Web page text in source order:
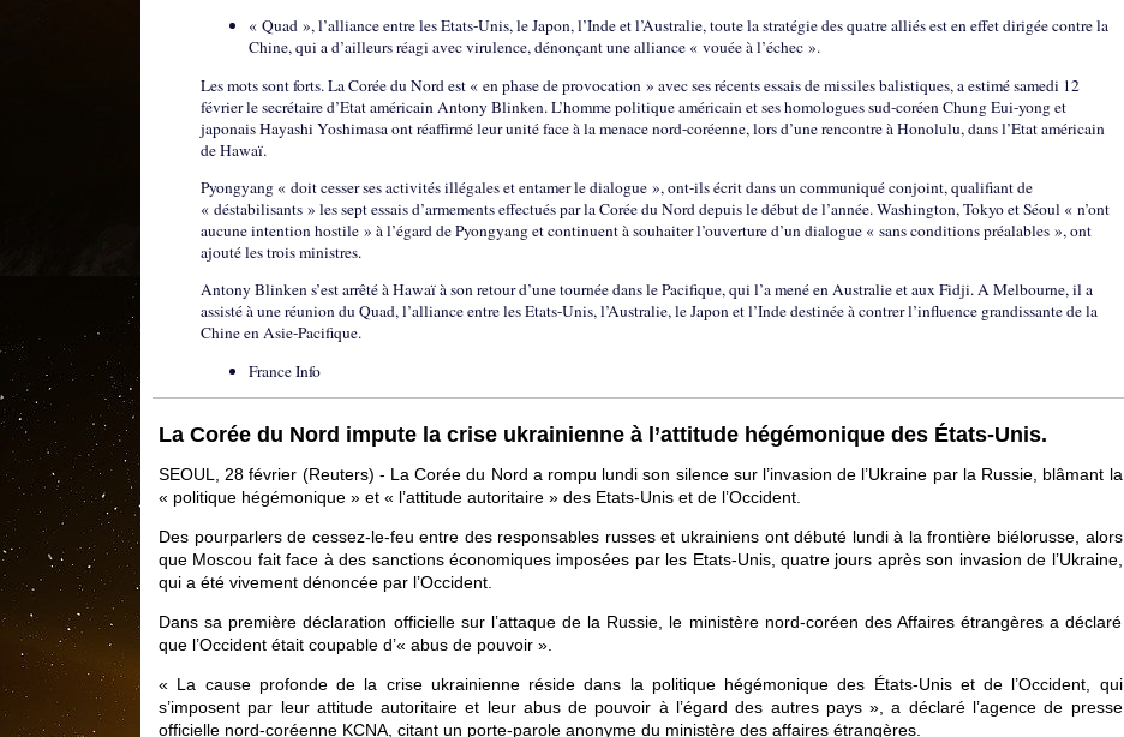
« Quad », l’alliance entre les Etats-Unis, le Japon, l’Inde et l’Australie, toute la stratégie des quatre alliés est en effet dirigée contre la
Chine, qui a d’ailleurs réagi avec virulence, dénonçant une alliance « vouée à l’échec ».
Les mots sont forts. La Corée du Nord est « en phase de provocation » avec ses récents essais de missiles balistiques, a estimé samedi 12
février le secrétaire d’Etat américain Antony Blinken. L’homme politique américain et ses homologues sud-coréen Chung Eui-yong et
japonais Hayashi Yoshimasa ont réaffirmé leur unité face à la menace nord-coréenne, lors d’une rencontre à Honolulu, dans l’Etat américain
de Hawaï.
Pyongyang « doit cesser ses activités illégales et entamer le dialogue », ont-ils écrit dans un communiqué conjoint, qualifiant de
« déstabilisants » les sept essais d’armements effectués par la Corée du Nord depuis le début de l’année. Washington, Tokyo et Séoul « n’ont
aucune intention hostile » à l’égard de Pyongyang et continuent à souhaiter l’ouverture d’un dialogue « sans conditions préalables », ont
ajouté les trois ministres.
Antony Blinken s’est arrêté à Hawaï à son retour d’une tournée dans le Pacifique, qui l’a mené en Australie et aux Fidji. A Melbourne, il a
assisté à une réunion du Quad, l’alliance entre les Etats-Unis, l’Australie, le Japon et l’Inde destinée à contrer l’influence grandissante de la
Chine en Asie-Pacifique.
France Info
La Corée du Nord impute la crise ukrainienne à l’attitude hégémonique des États-Unis.
SEOUL, 28 février (Reuters) - La Corée du Nord a rompu lundi son silence sur l’invasion de l’Ukraine par la Russie, blâmant la
« politique hégémonique » et « l’attitude autoritaire » des Etats-Unis et de l’Occident.
Des pourparlers de cessez-le-feu entre des responsables russes et ukrainiens ont débuté lundi à la frontière biélorusse, alors
que Moscou fait face à des sanctions économiques imposées par les Etats-Unis, quatre jours après son invasion de l’Ukraine,
qui a été vivement dénoncée par l’Occident.
Dans sa première déclaration officielle sur l’attaque de la Russie, le ministère nord-coréen des Affaires étrangères a déclaré
que l’Occident était coupable d’« abus de pouvoir ».
« La cause profonde de la crise ukrainienne réside dans la politique hégémonique des États-Unis et de l’Occident, qui
s’imposent par leur attitude autoritaire et leur abus de pouvoir à l’égard des autres pays », a déclaré l’agence de presse
officielle nord-coréenne KCNA, citant un porte-parole anonyme du ministère des affaires étrangères.